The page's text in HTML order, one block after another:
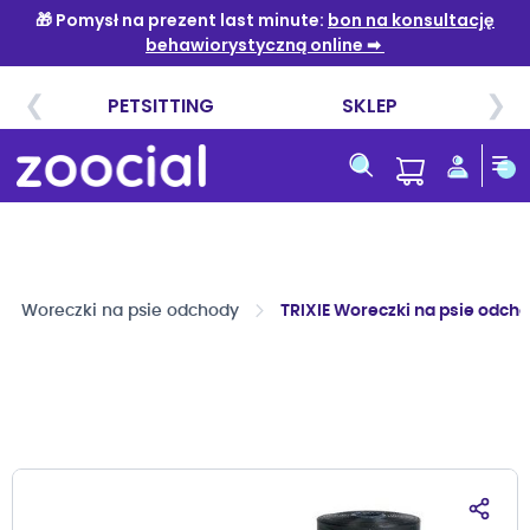
do
treści
Woreczki na psie odchody TRIXIE Woreczki na psie
Przejdź